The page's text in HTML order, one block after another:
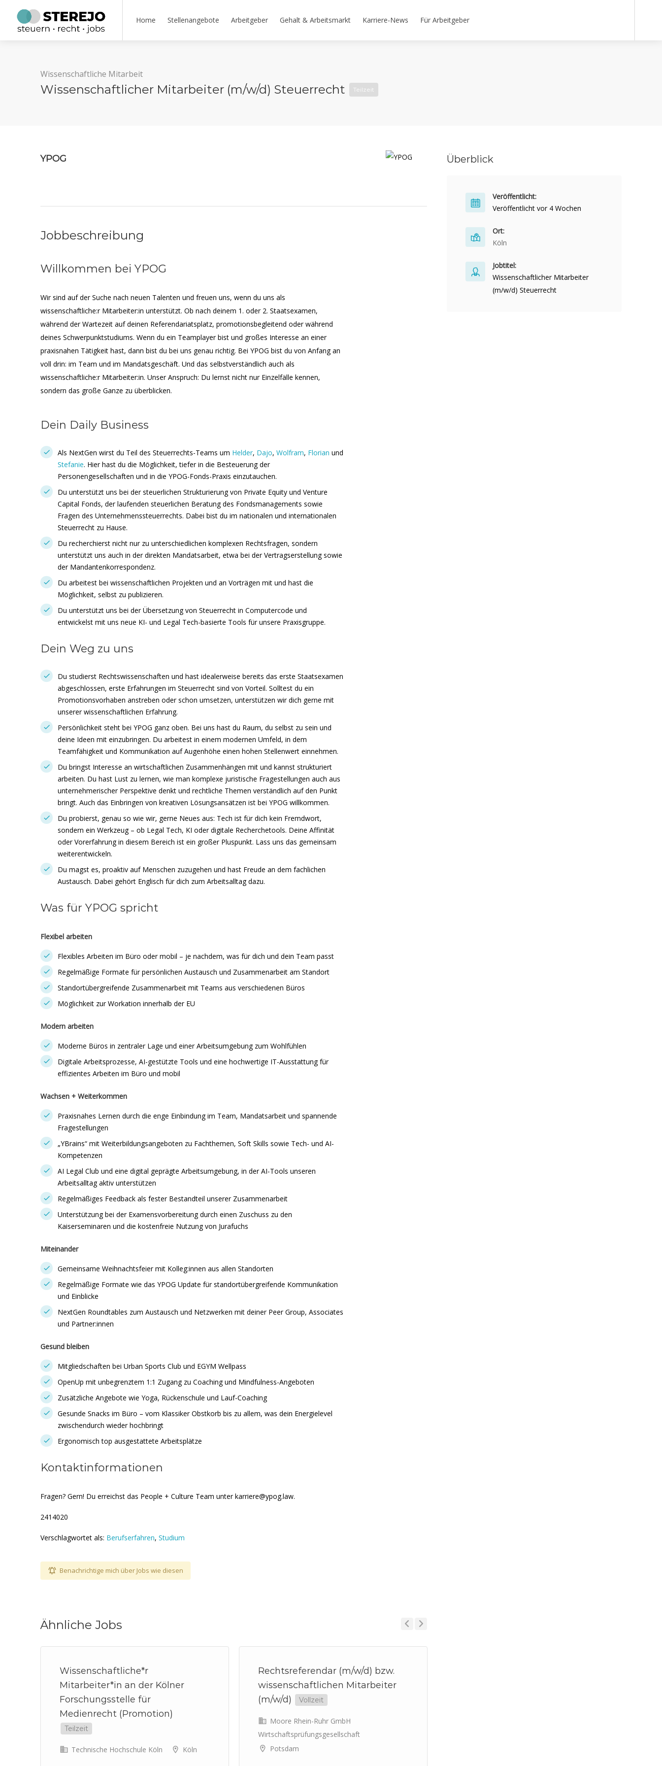
Home Stellenangebote Arbeitgeber Gehalt & Arbeitsmarkt Karriere-News Für Arbeitgeber
Wissenschaftliche Mitarbeit
Wissenschaftlicher Mitarbeiter (m/w/d) Steuerrecht Teilzeit
YPOG
Jobbeschreibung
Willkommen bei YPOG
Wir sind auf der Suche nach neuen Talenten und freuen uns, wenn du uns als
wissenschaftliche:r Mitarbeiter:in unterstützt. Ob nach deinem 1. oder 2. Staatsexamen,
während der Wartezeit auf deinen Referendariatsplatz, promotionsbegleitend oder während
deines Schwerpunktstudiums. Wenn du ein Teamplayer bist und großes Interesse an einer
praxisnahen Tätigkeit hast, dann bist du bei uns genau richtig. Bei YPOG bist du von Anfang an
voll drin: im Team und im Mandatsgeschäft. Und das selbstverständlich auch als
wissenschaftliche:r Mitarbeiter:in. Unser Anspruch: Du lernst nicht nur Einzelfälle kennen,
sondern das große Ganze zu überblicken.
Dein Daily Business
Als NextGen wirst du Teil des Steuerrechts-Teams um Helder, Dajo, Wolfram, Florian und
Stefanie. Hier hast du die Möglichkeit, tiefer in die Besteuerung der
Personengesellschaften und in die YPOG-Fonds-Praxis einzutauchen.
Du unterstützt uns bei der steuerlichen Strukturierung von Private Equity und Venture
Capital Fonds, der laufenden steuerlichen Beratung des Fondsmanagements sowie
Fragen des Unternehmenssteuerrechts. Dabei bist du im nationalen und internationalen
Steuerrecht zu Hause.
Du recherchierst nicht nur zu unterschiedlichen komplexen Rechtsfragen, sondern
unterstützt uns auch in der direkten Mandatsarbeit, etwa bei der Vertragserstellung sowie
der Mandantenkorrespondenz.
Du arbeitest bei wissenschaftlichen Projekten und an Vorträgen mit und hast die
Möglichkeit, selbst zu publizieren.
Du unterstützt uns bei der Übersetzung von Steuerrecht in Computercode und
entwickelst mit uns neue KI- und Legal Tech-basierte Tools für unsere Praxisgruppe.
Dein Weg zu uns
Du studierst Rechtswissenschaften und hast idealerweise bereits das erste Staatsexamen
abgeschlossen, erste Erfahrungen im Steuerrecht sind von Vorteil. Solltest du ein
Promotionsvorhaben anstreben oder schon umsetzen, unterstützen wir dich gerne mit
unserer wissenschaftlichen Erfahrung.
Persönlichkeit steht bei YPOG ganz oben. Bei uns hast du Raum, du selbst zu sein und
deine Ideen mit einzubringen. Du arbeitest in einem modernen Umfeld, in dem
Teamfähigkeit und Kommunikation auf Augenhöhe einen hohen Stellenwert einnehmen.
Du bringst Interesse an wirtschaftlichen Zusammenhängen mit und kannst strukturiert
arbeiten. Du hast Lust zu lernen, wie man komplexe juristische Fragestellungen auch aus
unternehmerischer Perspektive denkt und rechtliche Themen verständlich auf den Punkt
bringt. Auch das Einbringen von kreativen Lösungsansätzen ist bei YPOG willkommen.
Du probierst, genau so wie wir, gerne Neues aus: Tech ist für dich kein Fremdwort,
sondern ein Werkzeug – ob Legal Tech, KI oder digitale Recherchetools. Deine Affinität
oder Vorerfahrung in diesem Bereich ist ein großer Pluspunkt. Lass uns das gemeinsam
weiterentwickeln.
Du magst es, proaktiv auf Menschen zuzugehen und hast Freude an dem fachlichen
Austausch. Dabei gehört Englisch für dich zum Arbeitsalltag dazu.
Was für YPOG spricht
Flexibel arbeiten
Flexibles Arbeiten im Büro oder mobil – je nachdem, was für dich und dein Team passt
Regelmäßige Formate für persönlichen Austausch und Zusammenarbeit am Standort
Standortübergreifende Zusammenarbeit mit Teams aus verschiedenen Büros
Möglichkeit zur Workation innerhalb der EU
Modern arbeiten
Moderne Büros in zentraler Lage und einer Arbeitsumgebung zum Wohlfühlen
Digitale Arbeitsprozesse, AI-gestützte Tools und eine hochwertige IT-Ausstattung für
effizientes Arbeiten im Büro und mobil
Wachsen + Weiterkommen
Praxisnahes Lernen durch die enge Einbindung im Team, Mandatsarbeit und spannende
Fragestellungen
„YBrains“ mit Weiterbildungsangeboten zu Fachthemen, Soft Skills sowie Tech- und AI-
Kompetenzen
AI Legal Club und eine digital geprägte Arbeitsumgebung, in der AI-Tools unseren
Arbeitsalltag aktiv unterstützen
Regelmäßiges Feedback als fester Bestandteil unserer Zusammenarbeit
Unterstützung bei der Examensvorbereitung durch einen Zuschuss zu den
Kaiserseminaren und die kostenfreie Nutzung von Jurafuchs
Miteinander
Gemeinsame Weihnachtsfeier mit Kolleg:innen aus allen Standorten
Regelmäßige Formate wie das YPOG Update für standortübergreifende Kommunikation
und Einblicke
NextGen Roundtables zum Austausch und Netzwerken mit deiner Peer Group, Associates
und Partner:innen
Gesund bleiben
Mitgliedschaften bei Urban Sports Club und EGYM Wellpass
OpenUp mit unbegrenztem 1:1 Zugang zu Coaching und Mindfulness-Angeboten
Zusätzliche Angebote wie Yoga, Rückenschule und Lauf-Coaching
Gesunde Snacks im Büro – vom Klassiker Obstkorb bis zu allem, was dein Energielevel
zwischendurch wieder hochbringt
Ergonomisch top ausgestattete Arbeitsplätze
Kontaktinformationen
Fragen? Gern! Du erreichst das ​People + Culture Team unter karriere@ypog.law.
2414020
Verschlagwortet als: Berufserfahren, Studium
Benachrichtige mich über Jobs wie diesen
Ähnliche Jobs
Wissenschaftliche*r
Mitarbeiter*in an der Kölner
Forschungsstelle für
Medienrecht (Promotion)
Teilzeit
Technische Hochschule Köln Köln
Rechtsreferendar (m/w/d) bzw.
wissenschaftlichen Mitarbeiter
(m/w/d)
Vollzeit
Moore Rhein-Ruhr GmbH
Wirtschaftsprüfungsgesellschaft
Potsdam
Überblick
Veröffentlicht:
Veröffentlicht vor 4 Wochen
Ort:
Köln
Jobtitel:
Wissenschaftlicher Mitarbeiter
(m/w/d) Steuerrecht